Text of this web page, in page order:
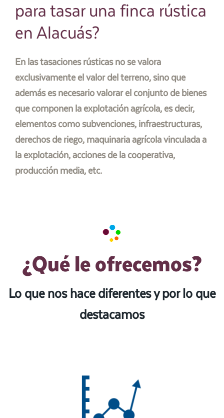
para tasar una finca rústica
en Alacuás?
En las tasaciones rústicas no se valora
exclusivamente el valor del terreno, sino que
además es necesario valorar el conjunto de bienes
que componen la explotación agrícola, es decir,
elementos como subvenciones, infraestructuras,
derechos de riego, maquinaria agrícola vinculada a
la explotación, acciones de la cooperativa,
producción media, etc.
¿Qué le ofrecemos?
Lo que nos hace diferentes y por lo que
destacamos